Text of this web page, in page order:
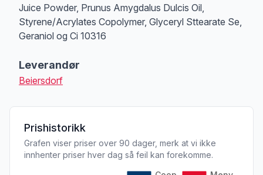
Juice Powder, Prunus Amygdalus Dulcis Oil,
Styrene/Acrylates Copolymer, Glyceryl Sttearate Se,
Geraniol og Ci 10316
Leverandør
Beiersdorf
Prishistorikk
Grafen viser priser over 90 dager, merk at vi ikke
innhenter priser hver dag så feil kan forekomme.